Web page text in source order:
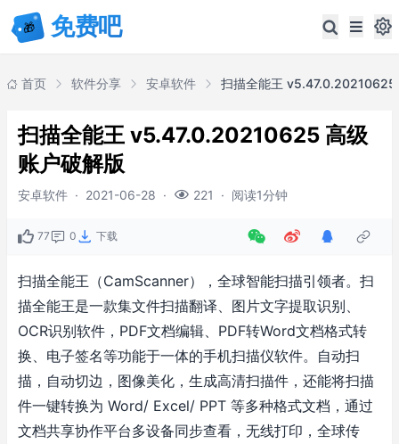
首页 软件分享 安卓软件
扫描全能王 v5.47.0.20210625 高级
账户破解版
安卓软件 · 2021-06-28 · 221 · 阅读1分钟
77 0 下载
扫描全能王（CamScanner），全球智能扫描引领者。扫
描全能王是一款集文件扫描翻译、图片文字提取识别、
OCR识别软件，PDF文档编辑、PDF转Word文档格式转
换、电子签名等功能于一体的手机扫描仪软件。自动扫
描，自动切边，图像美化，生成高清扫描件，还能将扫描
件一键转换为 Word/ Excel/ PPT 等多种格式文档，通过
文档共享协作平台多设备同步查看，无线打印，全球传